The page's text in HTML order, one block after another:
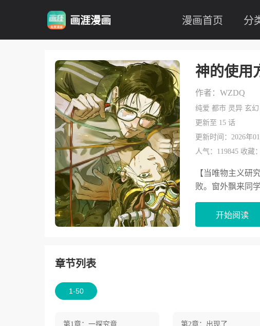
画涯漫画 漫画首页 分
神的使用
作者：WZDQ
纯爱 都市 灵异 玄
更新至 15 话
更新时间：2026年
人气：119845 收藏
【当唯物主义研
败。窗外飘来同
开始阅读
章节列表
1-50
第1章：一探究竟 第2章：出现了